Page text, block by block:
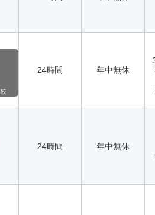
24時間 年中無休
24時間 年中無休